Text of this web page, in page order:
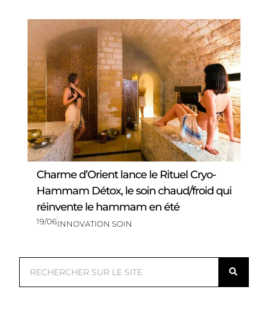
Charme d’Orient lance le Rituel Cryo-
Hammam Détox, le soin chaud/froid qui
réinvente le hammam en été
19/06INNOVATION SOIN